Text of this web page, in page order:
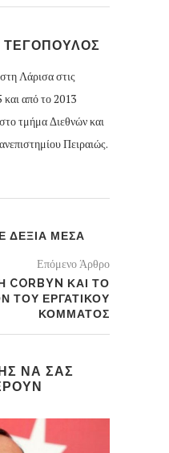
Λάρισα στις
από το 2013
τμήμα Διεθνών και
Πειραιώς.
ΔΕΞΙΑ ΜΕΣΑ
Επόμενο Άρθρο
ΚΑΙ ΤΟ
ΤΟΥ ΕΡΓΑΤΙΚΟΥ
ΚΟΜΜΑΤΟΣ
ΝΑ ΣΑΣ